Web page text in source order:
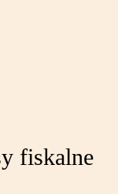
fiskalne